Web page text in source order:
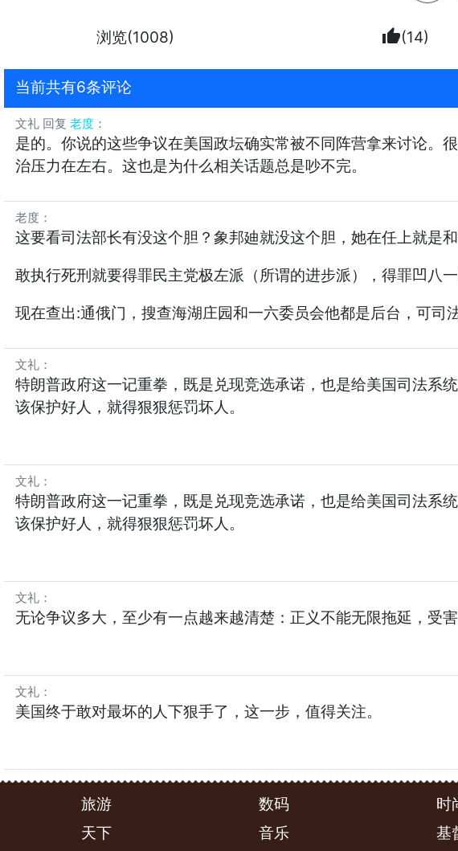
浏览(1008) thumb_up(14)
当前共有6条评论
文礼 回复 老度 ：
是的。你说的这些争议在美国政坛确实常被不同阵营拿来讨论。
治压力在左右。这也是为什么相关话题总是吵不完。
老度 ：
这要看司法部长有没这个胆？象邦廸就没这个胆，她在任上就是
敢执行死刑就要得罪民主党极左派（所谓的进步派），得罪凹八
现在查出:通俄门，搜查海湖庄园和一六委员会他都是后台，可司
文礼 ：
特朗普政府这一记重拳，既是兑现竞选承诺，也是给美国司法系
该保护好人，就得狠狠惩罚坏人。
文礼 ：
特朗普政府这一记重拳，既是兑现竞选承诺，也是给美国司法系
该保护好人，就得狠狠惩罚坏人。
文礼 ：
无论争议多大，至少有一点越来越清楚：正义不能无限拖延，受
文礼 ：
美国终于敢对最坏的人下狠手了，这一步，值得关注。
旅游 数码 时
天下
音乐 基